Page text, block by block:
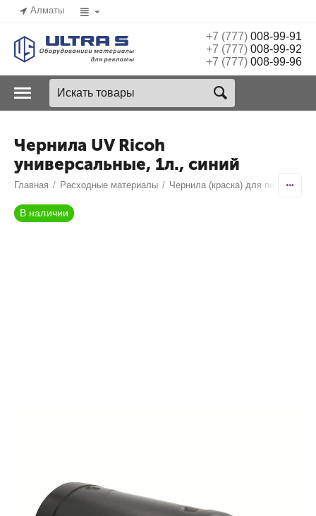
Алматы
+7 (777)008-99-91
+7 (777)008-99-92
+7 (777)008-99-96
Чернила UV Ricoh
универсальные, 1л., синий
Главная / Расходные материалы / Чернила (краска) для печати
В наличии